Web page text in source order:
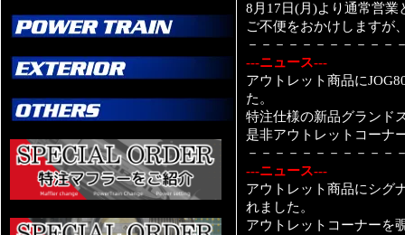
8月17日(月)より通常営業
ご不便をおかけしますが
－－－－－－－－－－－
---ニュース---
アウトレット商品に
た。
特注仕様の新品グランド
是非アウトレットコーナ
－－－－－－－－－－－
---ニュース---
アウトレット商品にシグ
れました。
アウトレットコーナーを